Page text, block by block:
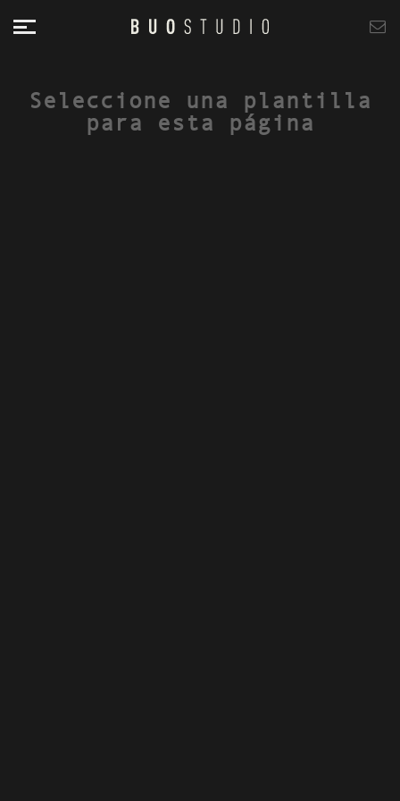
Seleccione una plantilla
para esta página